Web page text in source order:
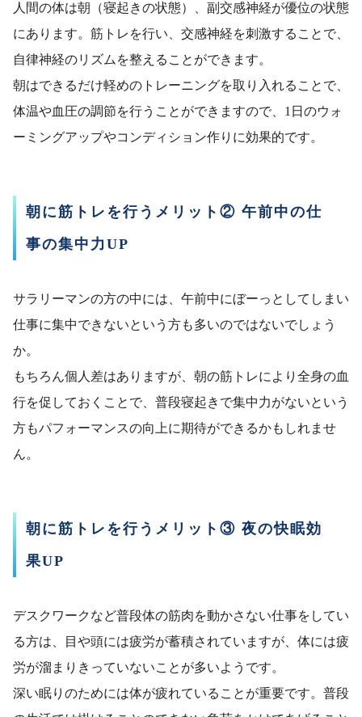
人間の体は朝（寝起きの状態）、副交感神経が優位の状態
にあります。筋トレを行い、交感神経を刺激することで、
自律神経のリズムを整えることができます。
朝はできるだけ軽めのトレーニングを取り入れることで、
体温や血圧の調節を行うことができますので、1日のウォ
ーミングアップやコンディション作りに効果的です。
朝に筋トレを行うメリット② 午前中の仕
事の集中力UP
サラリーマンの方の中には、午前中にぼーっとしてしまい
仕事に集中できないという方も多いのではないでしょう
か。
もちろん個人差はありますが、朝の筋トレにより全身の血
行を促しておくことで、普段寝起きで集中力がないという
方もパフォーマンスの向上に期待ができるかもしれませ
ん。
朝に筋トレを行うメリット③ 夜の快眠効
果UP
デスクワークなど普段体の筋肉を動かさない仕事をしてい
る方は、目や頭には疲労が蓄積されていますが、体には疲
労が溜まりきっていないことが多いようです。
深い眠りのためには体が疲れていることが重要です。普段